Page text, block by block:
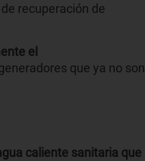
recuperación de
el
que ya no son
caliente sanitaria que